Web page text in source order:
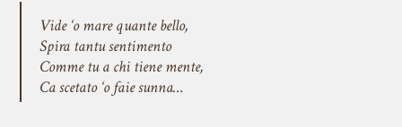
Vide ‘o mare quante bello,
Spira tantu sentimento
Comme tu a chi tiene mente,
Ca scetato ‘o faie sunna…